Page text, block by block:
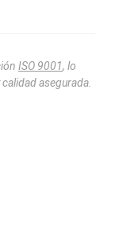
ISO 9001, lo
asegurada.